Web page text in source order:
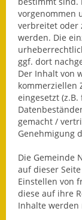
vorgenommen
verbreitet oder
werden. Die
ggf. dort
Der Inhalt von
kommerziellen
eingesetzt
gemacht /
Genehmigung
Die Gemeinde
auf dieser
Einstellen von
diese auf ihre
Inhalte